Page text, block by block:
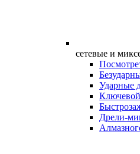
сетевые и
Ударные
Дрели-